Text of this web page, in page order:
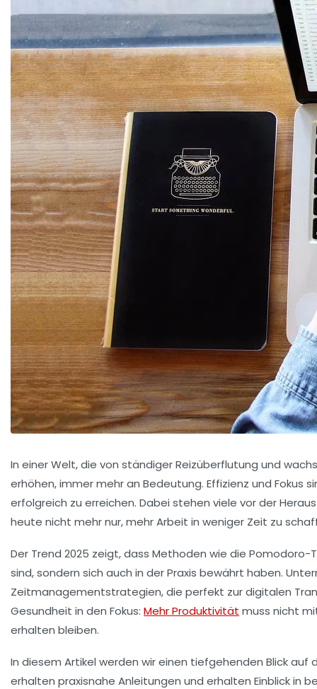
In einer Welt, die von ständiger Reizüberflutung und
erhöhen, immer mehr an Bedeutung. Effizienz und Fokus
erfolgreich zu erreichen. Dabei stehen viele vor der
heute nicht mehr nur, mehr Arbeit in weniger Zeit zu
Der Trend 2025 zeigt, dass Methoden wie die
sind, sondern sich auch in der Praxis bewährt haben.
Zeitmanagementstrategien, die perfekt zur digitalen
Gesundheit in den Fokus: Mehr Produktivität muss nicht
erhalten bleiben.
In diesem Artikel werden wir einen tiefgehenden Blick
erhalten praxisnahe Anleitungen und erhalten Einblick in